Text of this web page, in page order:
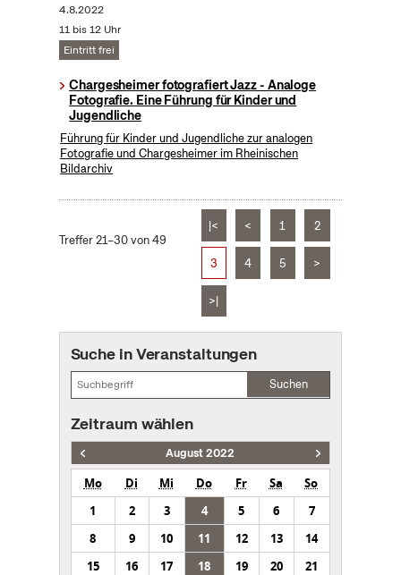
4.8.2022
11 bis 12 Uhr
Eintritt frei
Chargesheimer fotografiert Jazz - Analoge
Fotografie. Eine Führung für Kinder und
Jugendliche
Führung für Kinder und Jugendliche zur analogen
Fotografie und Chargesheimer im Rheinischen
Bildarchiv
Treffer 21–30 von 49
|< < 1 2
3 4 5 >
>|
Suche in Veranstaltungen
Suchen
Zeitraum wählen
August 2022
Mo Di Mi Do Fr Sa
So
1
2 3 4 5 6
7
8
9 10 11 12 13
14
15
16 17 18 19 20
21